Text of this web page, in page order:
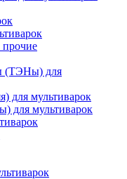
прочие
(ТЭНы) для
для мультиварок
для мультиварок